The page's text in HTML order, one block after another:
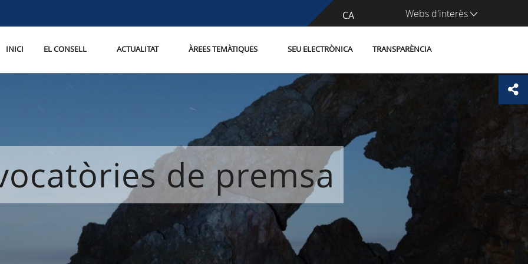
CA
ES Webs d'interès
INICI EL CONSELL ACTUALITAT ÀREES TEMÀTIQUES SEU ELECTRÒNICA TRANSPARÈNCIA
de premsa